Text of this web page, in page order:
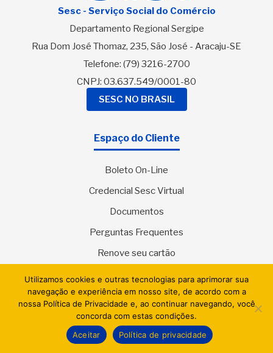
Sesc - Serviço Social do Comércio
Departamento Regional Sergipe
Rua Dom José Thomaz, 235, São José - Aracaju-SE
Telefone: (79) 3216-2700
CNPJ: 03.637.549/0001-80
SESC NO BRASIL
Espaço do Cliente
Boleto On-Line
Credencial Sesc Virtual
Documentos
Perguntas Frequentes
Renove seu cartão
Política de Privacidade
Espaço do Colaborador
Utilizamos cookies e outras tecnologias para aprimorar sua
navegação e experiência em nosso site, de acordo com a
nossa Política de Privacidade e, ao continuar navegando, você
concorda com estas condições.
Aceitar
Política de privacidade